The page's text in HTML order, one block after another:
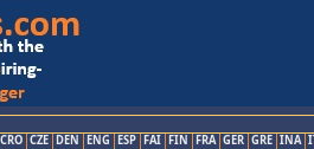
CRO CZE DEN ENG ESP FAI FIN FRA GER GRE INA